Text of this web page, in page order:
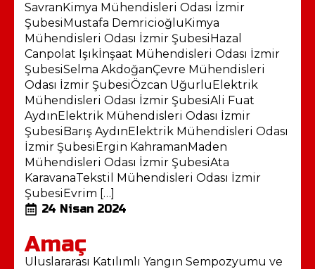
SavranKimya Mühendisleri Odası İzmir
ŞubesiMustafa DemricioğluKimya
Mühendisleri Odası İzmir ŞubesiHazal
Canpolat Işıkİnşaat Mühendisleri Odası İzmir
ŞubesiSelma AkdoğanÇevre Mühendisleri
Odası İzmir ŞubesiÖzcan UğurluElektrik
Mühendisleri Odası İzmir ŞubesiAli Fuat
AydınElektrik Mühendisleri Odası İzmir
ŞubesiBarış AydınElektrik Mühendisleri Odası
İzmir ŞubesiErgin KahramanMaden
Mühendisleri Odası İzmir ŞubesiAta
KaravanaTekstil Mühendisleri Odası İzmir
ŞubesiEvrim […]
24 Nisan 2024
Amaç
Uluslararası Katılımlı Yangın Sempozyumu ve